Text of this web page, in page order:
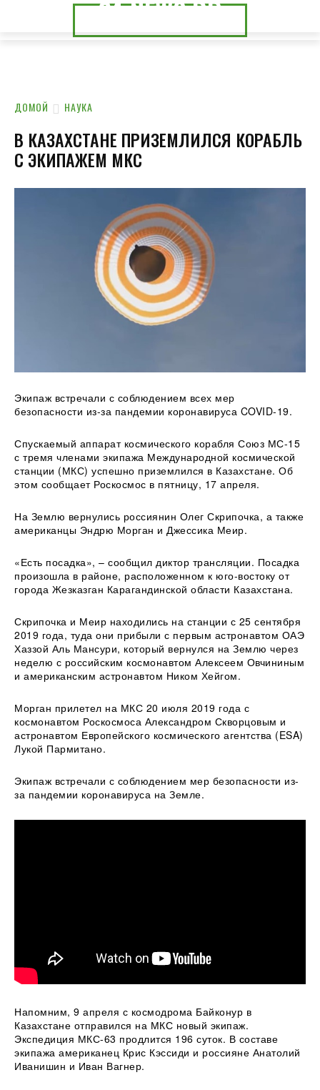
24.NEWS.CK
24.NEWS.DP
ДОМОЙ НАУКА
В КАЗАХСТАНЕ ПРИЗЕМЛИЛСЯ КОРАБЛЬ
С ЭКИПАЖЕМ МКС
Экипаж встречали с соблюдением всех мер
безопасности из-за пандемии коронавируса COVID-19.
Спускаемый аппарат космического корабля Союз МС-15
с тремя членами экипажа Международной космической
станции (МКС) успешно приземлился в Казахстане. Об
этом сообщает Роскосмос в пятницу, 17 апреля.
На Землю вернулись россиянин Олег Скрипочка, а также
американцы Эндрю Морган и Джессика Меир.
«Есть посадка», – сообщил диктор трансляции. Посадка
произошла в районе, расположенном к юго-востоку от
города Жезказган Карагандинской области Казахстана.
Скрипочка и Меир находились на станции с 25 сентября
2019 года, туда они прибыли с первым астронавтом ОАЭ
Хаззой Аль Мансури, который вернулся на Землю через
неделю с российским космонавтом Алексеем Овчининым
и американским астронавтом Ником Хейгом.
Морган прилетел на МКС 20 июля 2019 года с
космонавтом Роскосмоса Александром Скворцовым и
астронавтом Европейского космического агентства (ESA)
Лукой Пармитано.
Экипаж встречали с соблюдением мер безопасности из-
за пандемии коронавируса на Земле.
Напомним, 9 апреля с космодрома Байконур в
Казахстане отправился на МКС новый экипаж.
Экспедиция МКС-63 продлится 196 суток. В составе
экипажа американец Крис Кэссиди и россияне Анатолий
Иванишин и Иван Вагнер.